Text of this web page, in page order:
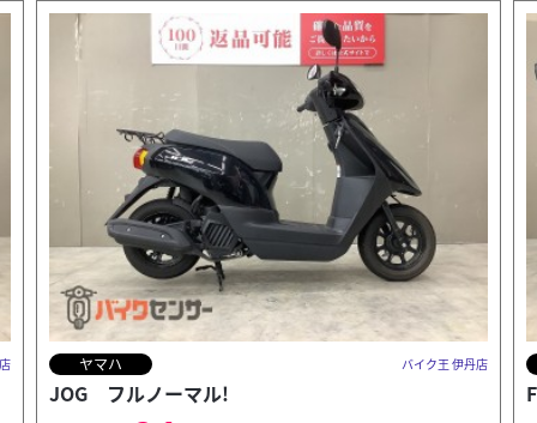
BMW バイク王 伊丹店
F900XR フルパニア！USBポート装備!